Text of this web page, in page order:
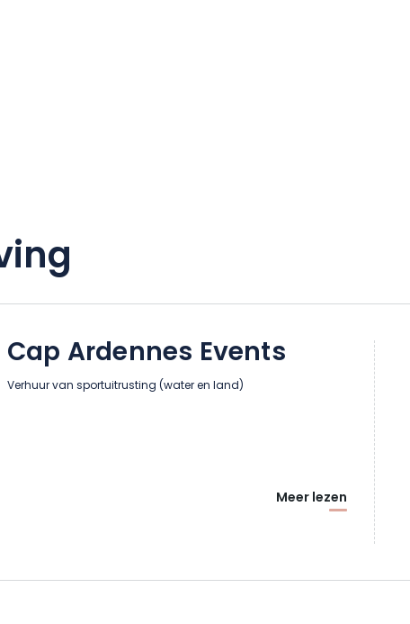
Cap Ardennes Events
Verhuur van sportuitrusting (water en land)
Meer lezen